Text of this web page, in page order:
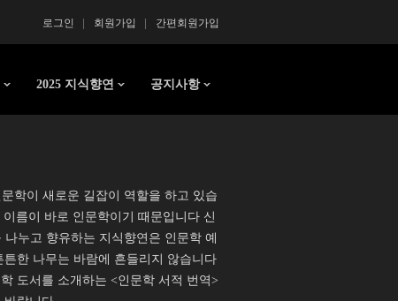
간편회원가입
회원가입
로그인
2025 지식향연 공지사항